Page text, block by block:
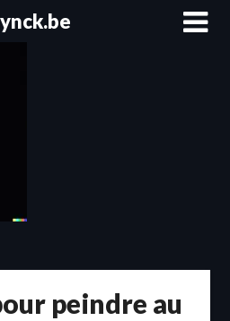
peindre au